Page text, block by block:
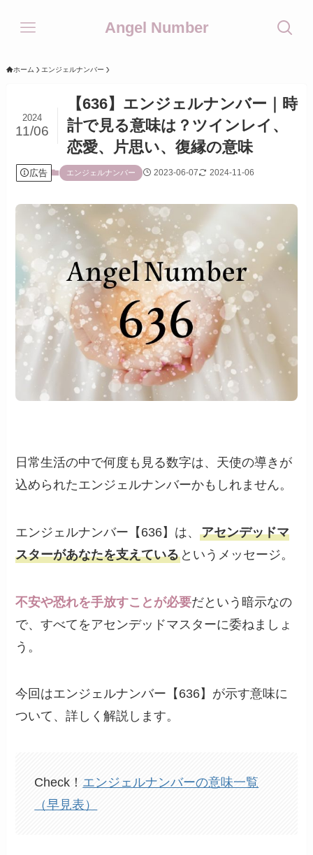
Angel Number
ホーム エンジェルナンバー
【636】エンジェルナンバー｜時
計で見る意味は？ツインレイ、
恋愛、片思い、復縁の意味
2024
11/06
広告 エンジェルナンバー 2023-06-07 2024-11-06
日常生活の中で何度も見る数字は、天使の導きが
込められたエンジェルナンバーかもしれません。
エンジェルナンバー【636】は、アセンデッドマ
スターがあなたを支えている というメッセージ。
不安や恐れを手放すことが必要だという暗示なの
で、すべてをアセンデッドマスターに委ねましょ
う。
今回はエンジェルナンバー【636】が示す意味に
ついて、詳しく解説します。
Check！ エンジェルナンバーの意味一覧
（早見表）